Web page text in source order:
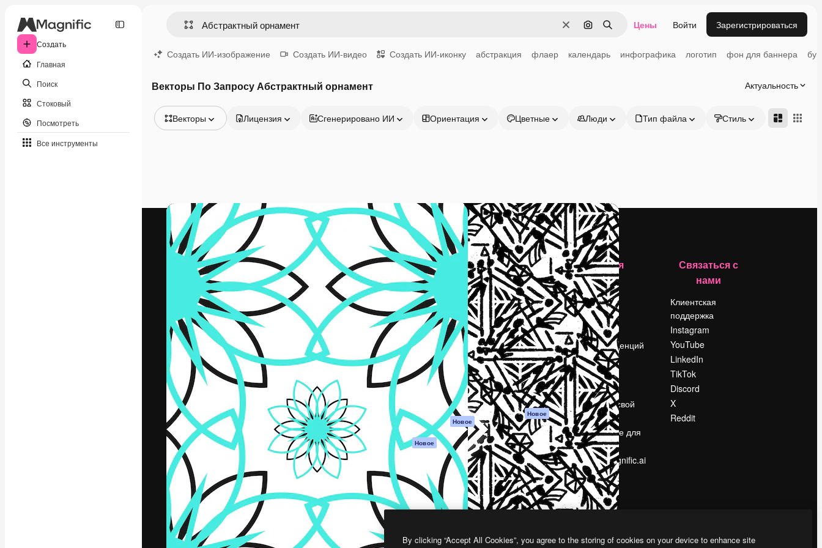
Создать
Главная
Поиск
Стоковый
Посмотреть
Все инструменты
ОчиститьПоиск по изображению
Поиск Цены Войти Зарегистрироваться
Создать ИИ-изображение Создать ИИ-видео Создать ИИ-иконку абстракция флаер календарь инфографика логотип фон для баннера
Векторы По Запросу Абстрактный орнамент Актуальность
Векторы
Видео
Видеоролик
Моушн-дизайн
Видеошаблоны
Иконки
3D-модели
Лицензия Сгенерировано ИИ Ориентация Цветные Люди Тип файла Стиль Адвансд
Креативная платформа для создания
ваших лучших работ. Более 1 миллиона
подписчиков среди креаторов,
предприятий, агентств и студий.
Pусский
Продукция
Spaces
ИИ-помощник
Генератор
изображений ИИ
Генератор видео
ИИ
Генератор голоса
на основе ИИ
Стоковый контент
MCP для
Claude/ChatGPT
Новое
Агенты Новое
Мобильное
приложение
Все инструменты
Magnific
Начать
Academy
Документация по
Пакету ИИ
Служба
поддержки
Условия и
положения
Политика
конфиденциальности
Оригиналы Новое
Политика файлов
cookie
Центр доверия
Партнеры
Предприятие
Компания
Цены
О нас
Reviews
Вакансии
Поиск тенденций
Блог
События
Slidesgo
Продайте свой
контент
Помещение для
прессы
Ищете magnific.ai
Связаться с
нами
Клиентская
поддержка
Instagram
YouTube
LinkedIn
TikTok
Discord
X
Reddit
By clicking “Accept All Cookies”, you agree to the storing of cookies on your device to enhance site